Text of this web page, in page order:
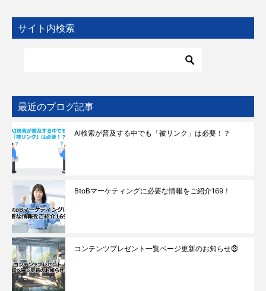
サイト内検索
最近のブログ記事
AI検索が普及する中でも「被リンク」は必要！？
BtoBマーケティングに必要な情報をご紹介169！
コンテンツプレゼント一覧ページ更新のお知らせ㉓